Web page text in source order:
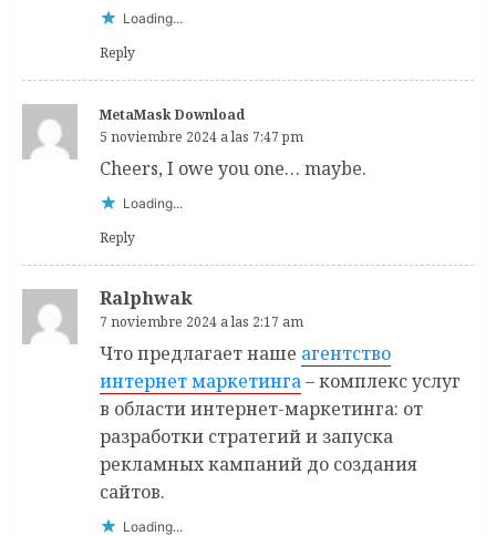
Loading...
Reply
MetaMask Download
5 noviembre 2024 a las 7:47 pm
Cheers, I owe you one… maybe.
Loading...
Reply
Ralphwak
7 noviembre 2024 a las 2:17 am
Что предлагает наше агентство
интернет маркетинга– комплекс услуг
в области интернет-маркетинга: от
разработки стратегий и запуска
рекламных кампаний до создания
сайтов.
Loading...